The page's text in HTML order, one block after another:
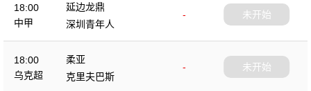
18:00
中甲
延边龙鼎
-
深圳青年人
未开始
18:00
乌克超
柔亚
-
克里夫巴斯
未开始